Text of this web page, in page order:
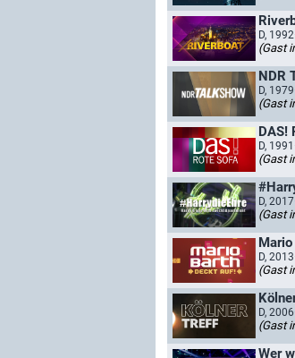
D,
(Gast
NDR
D,
(Gast
DAS!
D,
(Gast
D,
(Gast
D,
(Gast
D,
(Gast
Wer